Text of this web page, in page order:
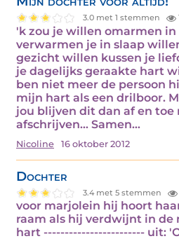
3.0 met 1 stemmen
'k zou je willen omarmen
verwarmen je in slaap
gezicht willen kussen je
je dagelijks geraakte hart
ben niet meer de persoon
mijn hart als een drilboor.
jou blijven dit dan af en toe
afschrijven... Samen…
Nicoline 16 oktober 2012
Dochter
3.4 met 5 stemmen
voor marjolein hij hoort
raam als hij verdwijnt in de
hart ------------------------ uit: